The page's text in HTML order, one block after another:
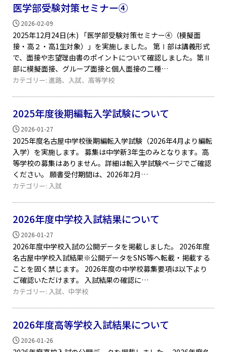
医学部受験対策セミナー④
2026-02-09
2025年12月24日(木) 「医学部受験対策セミナー④（模擬面
接・高２・高1生対象）」を実施しました。 第Ⅰ部は講義形式
で、面接や志望理由書のポイントについて確認しました。第Ⅱ
部に模擬面接、グループ面接と個人面接の二種
カテゴリー:進路、 入試、 高等学校
2025年度後期編転入学試験について
2026-01-27
2025年度名古屋中学校後期編転入学試験（2026年4月より編転
入学）を実施します。 募集は中学新3年生のみとなります。高
等学校の募集はありません。詳細は転入学試験ページでご確認
ください。 願書受付期間は、2026年2月
カテゴリー: 入試
2026年度中学校入試結果について
2026-01-27
2026年度中学校入試の公開データを掲載しました。 2026年度
名古屋中学校入試結果※公開データをSNS等へ転載・掲載する
ことを固く禁じます。 2026年度の中学校募集要項は以下より
ご確認いただけます。 入試結果の確認に
カテゴリー: 入試、 中学校
2026年度高等学校入試結果について
2026-01-26